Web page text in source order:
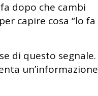
dopo che cambi
capire cosa “lo fa
di questo segnale.
un’informazione